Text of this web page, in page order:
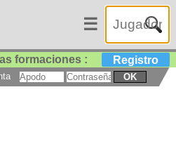
☰
formaciones : Registro
OK